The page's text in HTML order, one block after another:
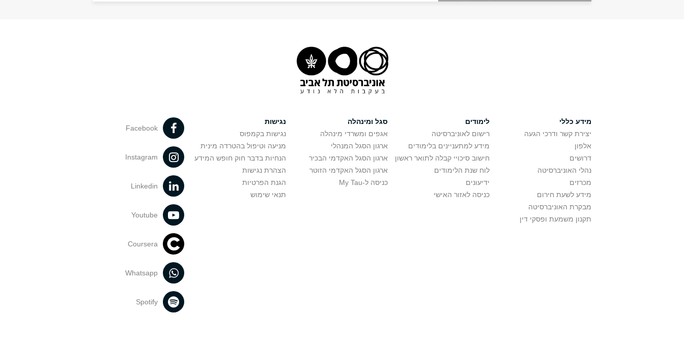
מידע כללי
יצירת קשר ודרכי הגעה
אלפון
דרושים
נהלי האוניברסיטה
מכרזים
מידע לשעת חירום
מבקרת האוניברסיטה
תקנון משמעת ופסקי דין
לימודים
רישום לאוניברסיטה
מידע למתעניינים בלימודים
חישוב סיכויי קבלה לתואר ראשון
לוח שנת הלימודים
ידיעונים
כניסה לאזור האישי
סגל ומינהלה
אגפים ומשרדי מינהלה
ארגון הסגל המנהלי
ארגון הסגל האקדמי הבכיר
ארגון הסגל האקדמי הזוטר
כניסה ל-My Tau
נגישות
נגישות בקמפוס
מניעה וטיפול בהטרדה מינית
הנחיות בדבר חוק חופש המידע
הצהרת נגישות
הגנת הפרטיות
תנאי שימוש
Facebook
Instagram
Linkedin
Youtube
Coursera
Whatsapp
Spotify